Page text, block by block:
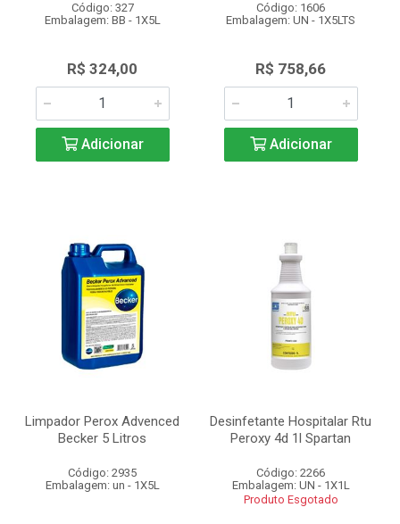
Código: 327
Embalagem: BB - 1X5L
R$ 324,00
Adicionar
Código: 1606
Embalagem: UN - 1X5LTS
R$ 758,66
Adicionar
Limpador Perox Advenced
Becker 5 Litros
Código: 2935
Embalagem: un - 1X5L
Desinfetante Hospitalar Rtu
Peroxy 4d 1l Spartan
Código: 2266
Embalagem: UN - 1X1L
Produto Esgotado